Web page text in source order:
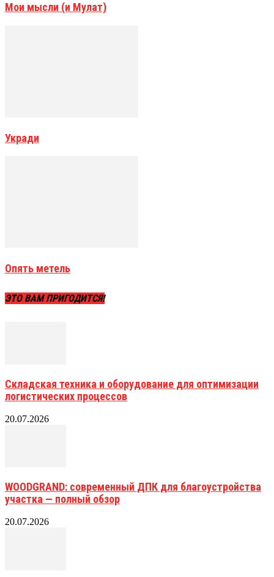
Мои мысли (и Мулат)
Укради
Опять метель
ЭТО ВАМ ПРИГОДИТСЯ!
Складская техника и оборудование для оптимизации
логистических процессов
20.07.2026
WOODGRAND: современный ДПК для благоустройства
участка — полный обзор
20.07.2026